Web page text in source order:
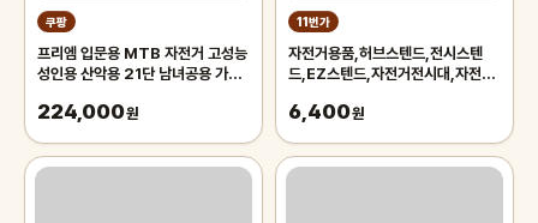
쿠팡
프리엠 입문용 MTB 자전거 고성능
성인용 산악용 21단 남녀공용 가성
175cm, 그레이 오렌지/21단/26
224,000원
11번가
자전거용품,허브스텐드,전시스텐
드,EZ스텐드,자전거전시대,자전거
6,400원